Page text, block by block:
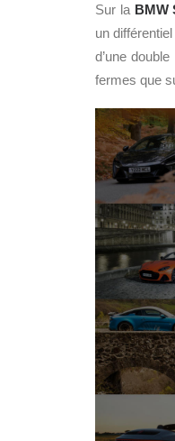
Sur la BMW
un
d’une
fermes que